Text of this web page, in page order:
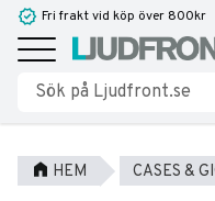
Meny
Fri frakt vid köp över 800kr
HEM CASES &